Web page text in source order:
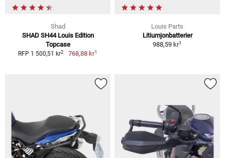
Shad
SHAD SH44 Louis Edition
Topcase
RFP 1 500,51 kr2 768,88 kr1
Louis Parts
Litiumjonbatterier
988,59 kr1